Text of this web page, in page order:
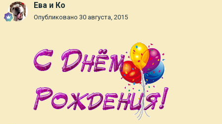
Ева и Ко
Опубликовано 30 августа, 2015